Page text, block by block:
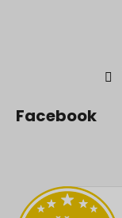
Facebook